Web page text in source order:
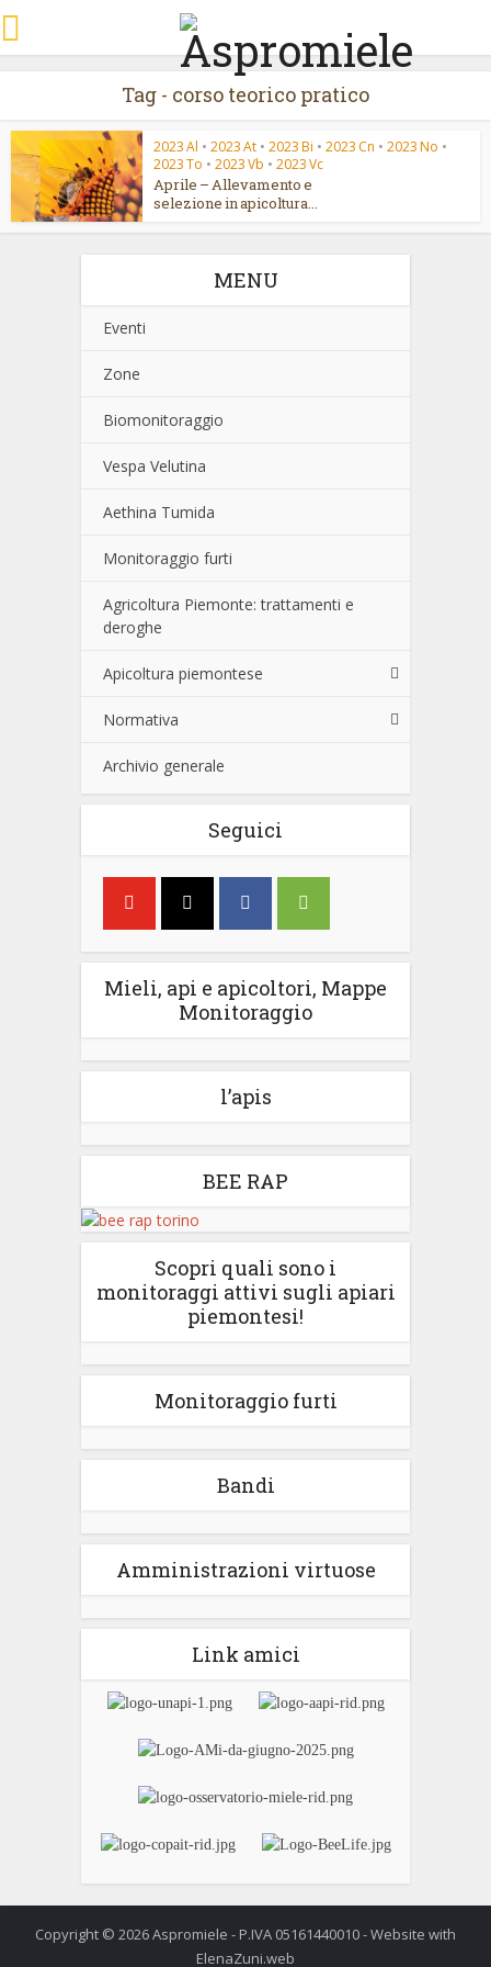
Tag - corso teorico pratico
2023 Al • 2023 At • 2023 Bi • 2023 Cn • 2023 No •
2023 To • 2023 Vb • 2023 Vc
Aprile – Allevamento e
selezione in apicoltura...
MENU
Eventi
Zone
Biomonitoraggio
Vespa Velutina
Aethina Tumida
Monitoraggio furti
Agricoltura Piemonte: trattamenti e
deroghe
Apicoltura piemontese
Normativa
Archivio generale
Seguici
Mieli, api e apicoltori, Mappe
Monitoraggio
l’apis
BEE RAP
Scopri quali sono i
monitoraggi attivi sugli apiari
piemontesi!
Monitoraggio furti
Bandi
Amministrazioni virtuose
Link amici
Copyright © 2026 Aspromiele - P.IVA 05161440010 - Website with
ElenaZuni.web